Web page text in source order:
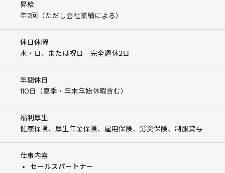
昇給
年2回（ただし会社業績による）
休日休暇
水・日、または祝日 完全週休2日
年間休日
110日（夏季・年末年始休暇含む）
福利厚生
健康保険、厚生年金保険、雇用保険、労災保険、制服貸与
仕事内容
セールスパートナー